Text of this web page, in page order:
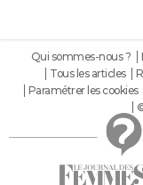
Qui sommes-nous ?
Tous les articles
Paramétrer les cookies